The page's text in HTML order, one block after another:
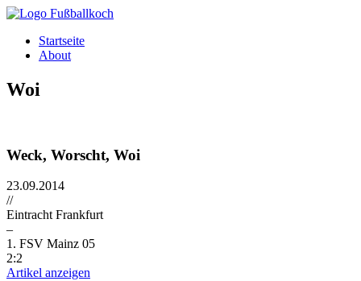
Direkt zum Inhalt
Startseite
About
Woi
Weck, Worscht, Woi
23.09.2014
//
Eintracht Frankfurt
–
1. FSV Mainz 05
2:2
Artikel anzeigen